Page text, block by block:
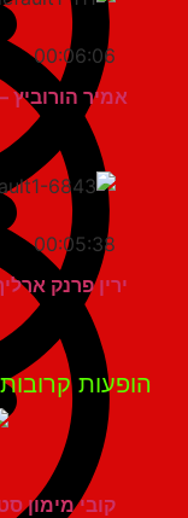
00:06:06
אמיר הורוביץ –
00:05:38
ירין פרנק ארליך
קרובות
קובי מימון סטנדאפ